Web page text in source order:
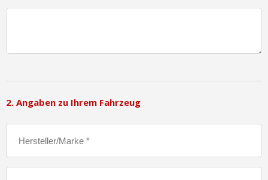
2. Angaben zu Ihrem Fahrzeug